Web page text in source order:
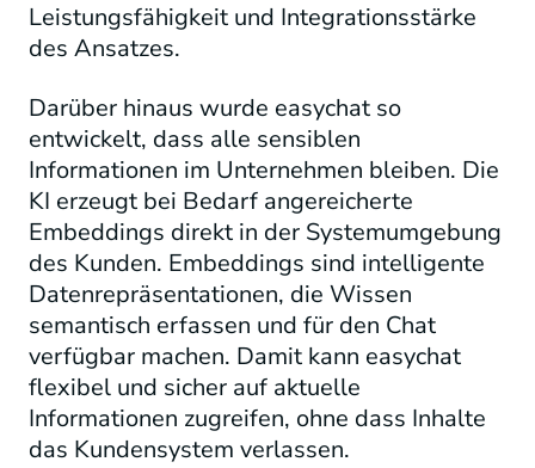
Leistungsfähigkeit und Integrationsstärke
des Ansatzes.
Darüber hinaus wurde easychat so
entwickelt, dass alle sensiblen
Informationen im Unternehmen bleiben. Die
KI erzeugt bei Bedarf angereicherte
Embeddings direkt in der Systemumgebung
des Kunden. Embeddings sind intelligente
Datenrepräsentationen, die Wissen
semantisch erfassen und für den Chat
verfügbar machen. Damit kann easychat
flexibel und sicher auf aktuelle
Informationen zugreifen, ohne dass Inhalte
das Kundensystem verlassen.